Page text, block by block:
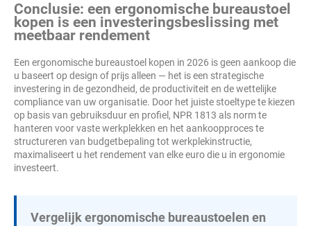
Conclusie: een ergonomische bureaustoel
kopen is een investeringsbeslissing met
meetbaar rendement
Een ergonomische bureaustoel kopen in 2026 is geen aankoop die
u baseert op design of prijs alleen — het is een strategische
investering in de gezondheid, de productiviteit en de wettelijke
compliance van uw organisatie. Door het juiste stoeltype te kiezen
op basis van gebruiksduur en profiel, NPR 1813 als norm te
hanteren voor vaste werkplekken en het aankoopproces te
structureren van budgetbepaling tot werkplekinstructie,
maximaliseert u het rendement van elke euro die u in ergonomie
investeert.
Vergelijk ergonomische bureaustoelen en